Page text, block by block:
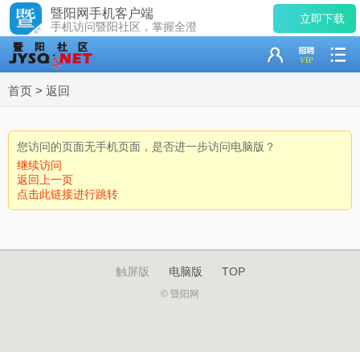
暨阳网手机客户端
手机访问暨阳社区，掌握全澄
立即下载
首页 > 返回
您访问的页面无手机页面，是否进一步访问电脑版？
继续访问
返回上一页
点击此链接进行跳转
触屏版 电脑版 TOP
© 暨阳网